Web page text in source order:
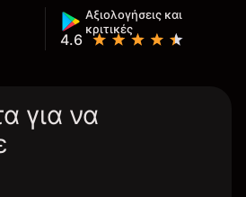
Αξιολογήσεις και
κριτικές
4.6
για να